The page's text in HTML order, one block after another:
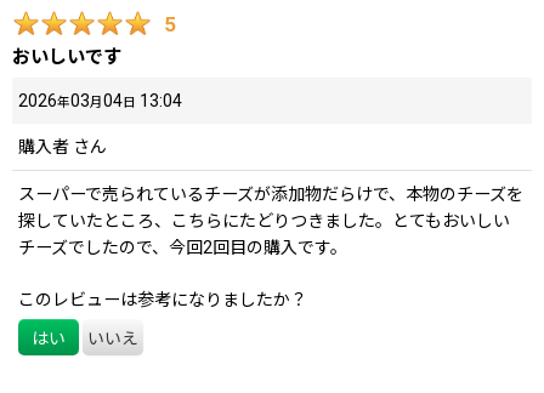
5
おいしいです
2026年03月 04日 13:04
購入者 さん
スーパーで売られているチーズが添加物だらけで、本物のチーズを
探していたところ、こちらにたどりつきました。とてもおいしい
チーズでしたので、今回2回目の購入です。
このレビューは参考になりましたか？
はい
いいえ